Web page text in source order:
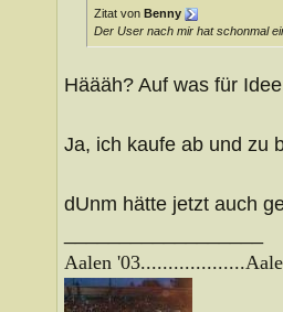
Zitat von Benny
Der User nach mir hat schonmal
Häääh? Auf was für
Ja, ich kaufe ab und zu
dUnm hätte jetzt auch
Aalen '03...................